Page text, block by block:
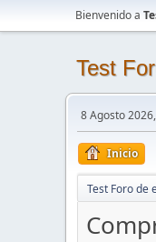
Bienvenido a
Test
8 Agosto
Inicio
Test Foro de